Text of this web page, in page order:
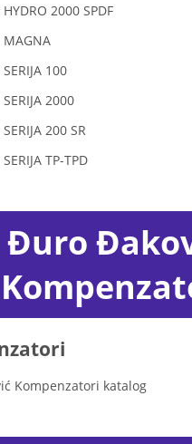
2000 SPDF
MAGNA
100
2000
200 SR
TP-TPD
Đuro
Kompenzatori katalog